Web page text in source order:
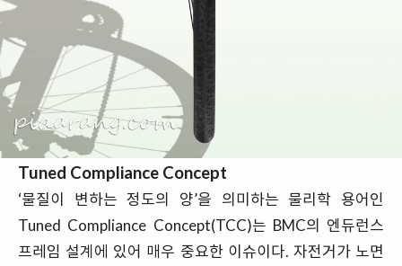
Tuned Compliance Concept
‘물질이 변하는 정도의 양’을 의미하는 물리학 용어인
Tuned Compliance Concept(TCC)는 BMC의 엔듀런스
프레임 설계에 있어 매우 중요한 이슈이다. 자전거가 노면